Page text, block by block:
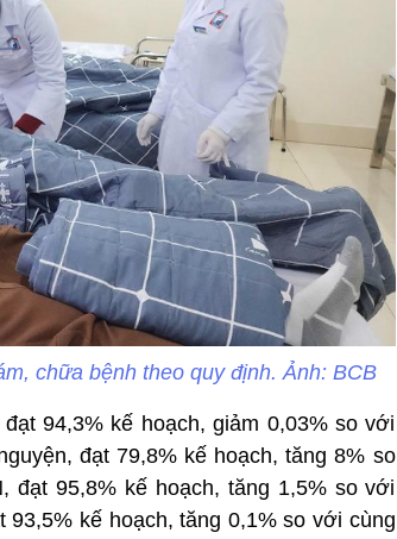
chữa bệnh theo quy định. Ảnh: BCB
94,3% kế hoạch, giảm 0,03% so với
đạt 79,8% kế hoạch, tăng 8% so
đạt 95,8% kế hoạch, tăng 1,5% so với
kế hoạch, tăng 0,1% so với cùng